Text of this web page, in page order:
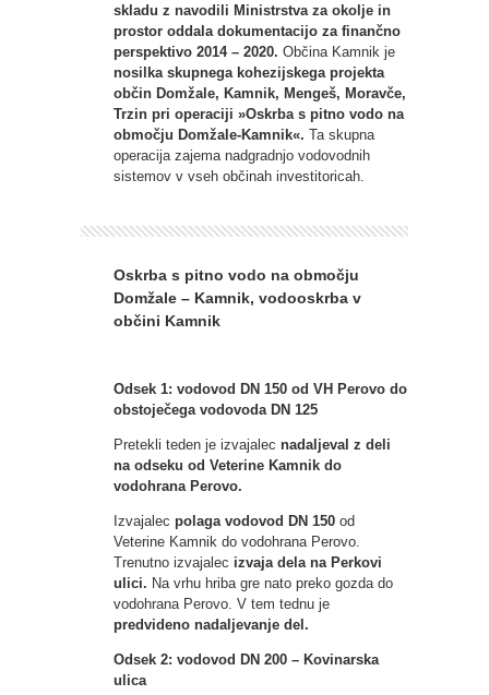
skladu z navodili Ministrstva za okolje in
prostor oddala dokumentacijo za finančno
perspektivo 2014 – 2020. Občina Kamnik je
nosilka skupnega kohezijskega projekta
občin Domžale, Kamnik, Mengeš, Moravče,
Trzin pri operaciji »Oskrba s pitno vodo na
območju Domžale-Kamnik«. Ta skupna
operacija zajema nadgradnjo vodovodnih
sistemov v vseh občinah investitoricah.
Oskrba s pitno vodo na območju
Domžale – Kamnik, vodooskrba v
občini Kamnik
Odsek 1: vodovod DN 150 od VH Perovo do
obstoječega vodovoda DN 125
Pretekli teden je izvajalec nadaljeval z deli
na odseku od Veterine Kamnik do
vodohrana Perovo.
Izvajalec polaga vodovod DN 150 od
Veterine Kamnik do vodohrana Perovo.
Trenutno izvajalec izvaja dela na Perkovi
ulici. Na vrhu hriba gre nato preko gozda do
vodohrana Perovo. V tem tednu je
predvideno nadaljevanje del.
Odsek 2: vodovod DN 200 – Kovinarska
ulica